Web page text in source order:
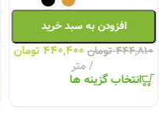
افزودن به سبد خرید
۴۴۴,۸۱۰ تومان ۴۴۰,۴۰۰ تومان
متر
انتخاب گزینه ها